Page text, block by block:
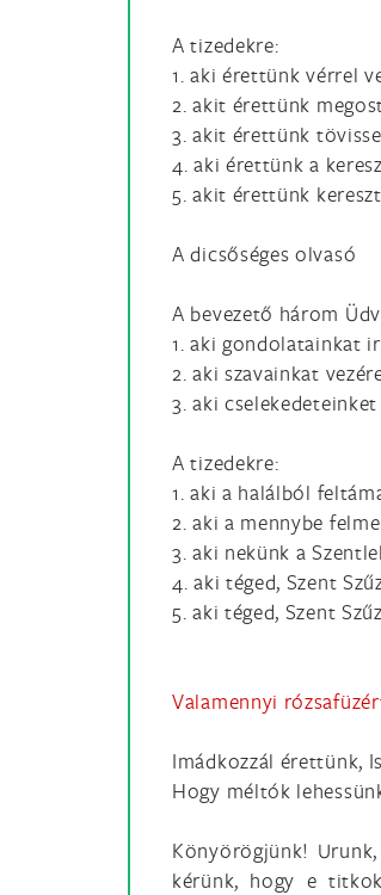
A tizedekre:
1. aki érettünk vérrel
2. akit érettünk
3. akit érettünk
4. aki érettünk a
5. akit érettünk
A dicsőséges olvasó
A bevezető három
1. aki gondolatainkat
2. aki szavainkat
3. aki
A tizedekre:
1. aki a halálból
2. aki a mennybe
3. aki nekünk a
4. aki téged, Szent
5. aki téged, Szent
Valamennyi
Imádkozzál érettünk,
Hogy méltók
Könyörögjünk!
kérünk, hogy e